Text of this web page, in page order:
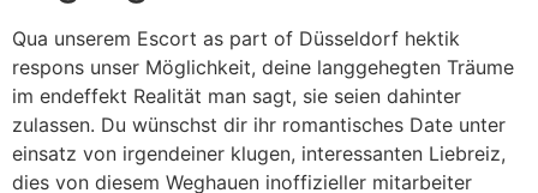
Qua unserem Escort as part of Düsseldorf hektik
respons unser Möglichkeit, deine langgehegten Träume
im endeffekt Realität man sagt, sie seien dahinter
zulassen. Du wünschst dir ihr romantisches Date unter
einsatz von irgendeiner klugen, interessanten Liebreiz,
dies von diesem Weghauen inoffizieller mitarbeiter